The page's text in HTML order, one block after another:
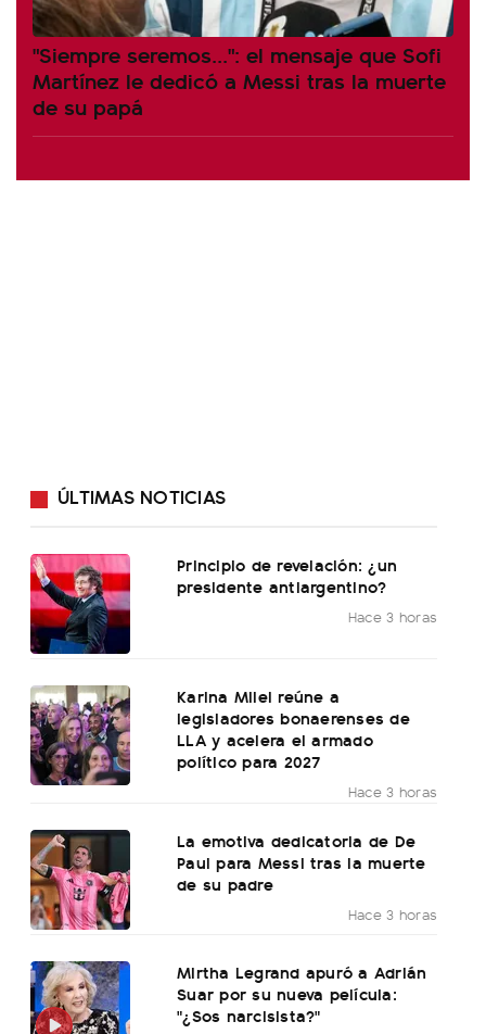
"Siempre seremos...": el mensaje que Sofi
Martínez le dedicó a Messi tras la muerte
de su papá
ÚLTIMAS NOTICIAS
Principio de revelación: ¿un
presidente antiargentino?
Hace 3 horas
Karina Milei reúne a
legisladores bonaerenses de
LLA y acelera el armado
político para 2027
Hace 3 horas
La emotiva dedicatoria de De
Paul para Messi tras la muerte
de su padre
Hace 3 horas
Mirtha Legrand apuró a Adrián
Suar por su nueva película:
"¿Sos narcisista?"